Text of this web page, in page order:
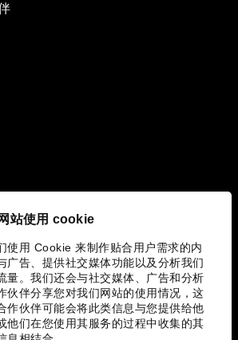
站使用 cookie
使用 Cookie 来制作贴合用户需求的内
广告、提供社交媒体功能以及分析我们
量。我们还会与社交媒体、广告和分析
伙伴分享您对我们网站的使用情况，这
作伙伴可能会将此类信息与您提供给他
他们在您使用其服务的过程中收集的其